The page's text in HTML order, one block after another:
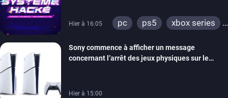
Hier à 16:05 pc ps5
xbox series
ps4
xbox one
switch 2
Sony commence à afficher un message
concernant l’arrêt des jeux physiques sur le
Hier à 15:00